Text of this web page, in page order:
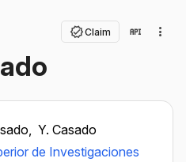
Claim
Y. Casado
de Investigaciones